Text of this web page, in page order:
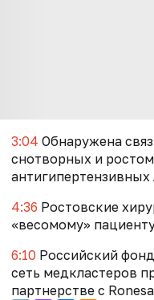
3:04 Обнаружена
снотворных и
антигипертензивных
4:36 Ростовские
«весомому»
6:10 Российский
сеть медкластеров
партнерстве с